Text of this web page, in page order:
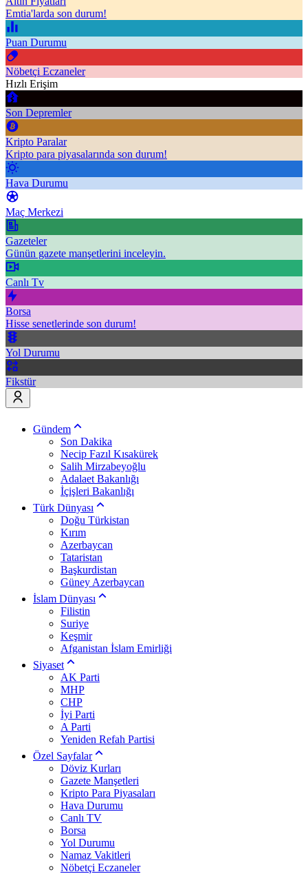
Emtia'larda son durum!
Puan Durumu
Nöbetçi Eczaneler
Hızlı Erişim
Son Depremler
Kripto Paralar
Kripto para piyasalarında son durum!
Hava Durumu
Maç Merkezi
Gazeteler
Günün gazete manşetlerini inceleyin.
Canlı Tv
Borsa
Hisse senetlerinde son durum!
Yol Durumu
Fikstür
Gündem
Son Dakika
Necip Fazıl Kısakürek
Salih Mirzabeyoğlu
Adalaet Bakanlığı
İçişleri Bakanlığı
Türk Dünyası
Doğu Türkistan
Kırım
Azerbaycan
Tataristan
Başkurdistan
Güney Azerbaycan
İslam Dünyası
Filistin
Suriye
Keşmir
Afganistan İslam Emirliği
Siyaset
AK Parti
MHP
CHP
İyi Parti
A Parti
Yeniden Refah Partisi
Özel Sayfalar
Döviz Kurları
Gazete Manşetleri
Kripto Para Piyasaları
Hava Durumu
Canlı TV
Borsa
Yol Durumu
Namaz Vakitleri
Nöbetçi Eczaneler